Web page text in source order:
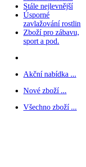
Stále nejlevnější
Úsporné
zavlažování rostlin
Zboží pro zábavu,
sport a pod.
Akční nabídka ...
Nové zboží ...
Všechno zboží ...